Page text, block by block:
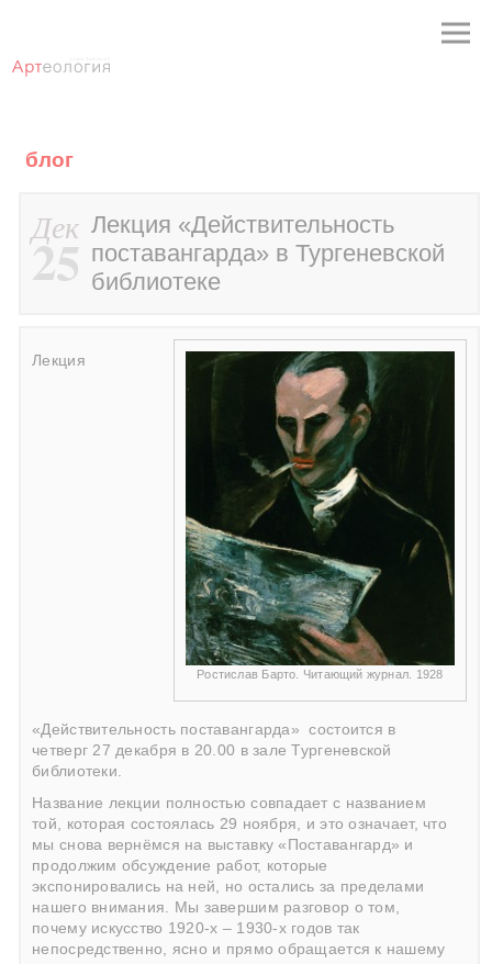
блог
Дек
25
Лекция «Действительность
поставангарда» в Тургеневской
библиотеке
Ростислав Барто. Читающий журнал. 1928
Лекция
«Действительность поставангарда» состоится в
четверг 27 декабря в 20.00 в зале Тургеневской
библиотеки.
Название лекции полностью совпадает с названием
той, которая состоялась 29 ноября, и это означает, что
мы снова вернёмся на выставку «Поставангард» и
продолжим обсуждение работ, которые
экспонировались на ней, но остались за пределами
нашего внимания. Мы завершим разговор о том,
почему искусство 1920-х – 1930-х годов так
непосредственно, ясно и прямо обращается к нашему